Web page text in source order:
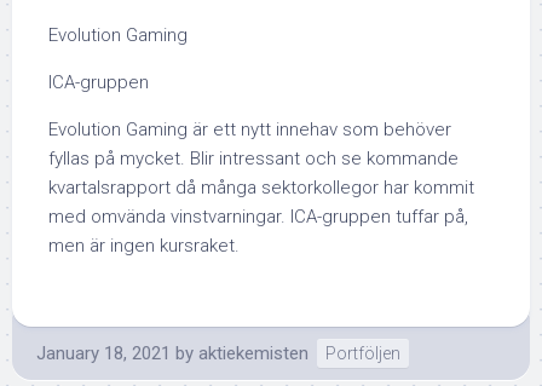
Evolution Gaming
ICA-gruppen
Evolution Gaming är ett nytt innehav som behöver
fyllas på mycket. Blir intressant och se kommande
kvartalsrapport då många sektorkollegor har kommit
med omvända vinstvarningar. ICA-gruppen tuffar på,
men är ingen kursraket.
January 18, 2021 by aktiekemisten Portföljen